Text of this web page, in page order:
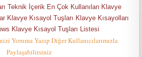
Teknik İçerik En Çok Kullanılan Klavye
Klavye Kısayol Tuşları Klavye Kısayolları
Klavye Kısayol Tuşları Listesi
Yoruma Yazıp Diğer Kullanıcılarımızla
Paylaşabilirsiniz